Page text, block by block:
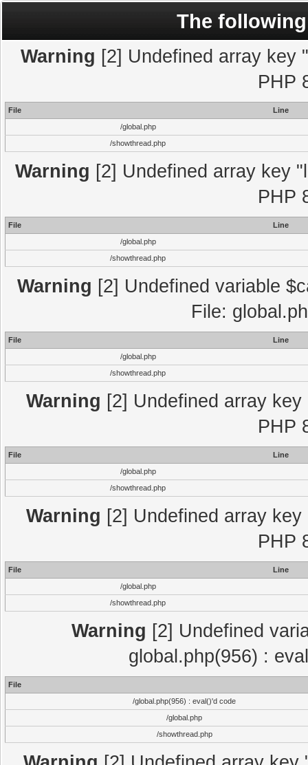
The
Warning [2] Undefined array key
PHP
File
Line
/global.php
/showthread.php
Warning [2] Undefined array key
PHP
File
Line
/global.php
/showthread.php
Warning [2] Undefined variable
File:
File
Line
/global.php
/showthread.php
Warning [2] Undefined array
PHP
File
Line
/global.php
/showthread.php
Warning [2] Undefined array
PHP
File
Line
/global.php
/showthread.php
Warning [2] Undefined
global.php(956) :
File
/global.php(956) : eval()'d code
/global.php
/showthread.php